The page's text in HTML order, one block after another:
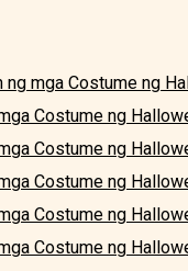
ng mga Costume ng
Costume ng
Costume ng
Costume ng
Costume ng
Costume ng